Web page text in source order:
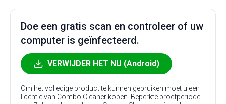
Doe een gratis scan en controleer of uw
computer is geïnfecteerd.
VERWIJDER HET NU (Android)
Om het volledige product te kunnen gebruiken moet u een
licentie van Combo Cleaner kopen. Beperkte proefperiode